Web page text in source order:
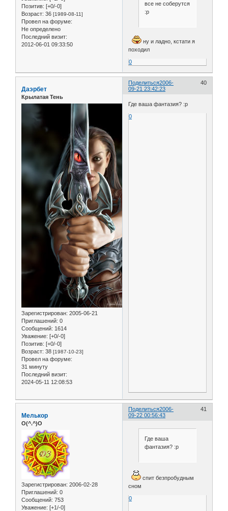
Позитив: [+0/-0]
Возраст: 36 [1989-08-11]
Провел на форуме:
Не определено
Последний визит:
2012-06-01 09:33:50
все не соберутся
:р
ну и ладно, кстати я
походил
0
Поделиться 40
2006-
09-21 23:42:23
Даэрбет
Крылатая Тень
Зарегистрирован: 2005-06-21
Приглашений: 0
Сообщений: 1614
Уважение: [+0/-0]
Позитив: [+0/-0]
Возраст: 38 [1987-10-23]
Провел на форуме:
31 минуту
Последний визит:
2024-05-11 12:08:53
Где ваша фантазия? :р
0
Поделиться 41
2006-
09-22 00:56:43
Мелькор
O(^.^)O
Зарегистрирован: 2006-02-28
Приглашений: 0
Сообщений: 753
Уважение: [+1/-0]
Где ваша
фантазия? :р
спит безпробудным
сном
0